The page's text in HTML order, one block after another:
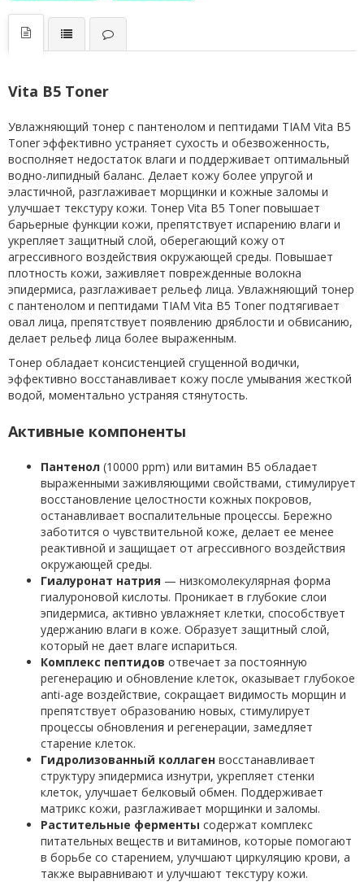
Vita B5 Toner
Увлажняющий тонер с пантенолом и пептидами TIAM Vita B5
Toner эффективно устраняет сухость и обезвоженность,
восполняет недостаток влаги и поддерживает оптимальный
водно-липидный баланс. Делает кожу более упругой и
эластичной, разглаживает морщинки и кожные заломы и
улучшает текстуру кожи. Тонер Vita B5 Toner повышает
барьерные функции кожи, препятствует испарению влаги и
укрепляет защитный слой, оберегающий кожу от
агрессивного воздействия окружающей среды. Повышает
плотность кожи, заживляет поврежденные волокна
эпидермиса, разглаживает рельеф лица. Увлажняющий тонер
с пантенолом и пептидами TIAM Vita B5 Toner подтягивает
овал лица, препятствует появлению дряблости и обвисанию,
делает рельеф лица более выраженным.
Тонер обладает консистенцией сгущенной водички,
эффективно восстанавливает кожу после умывания жесткой
водой, моментально устраняя стянутость.
Активные компоненты
Пантенол (10000 ppm) или витамин B5 обладает
выраженными заживляющими свойствами, стимулирует
восстановление целостности кожных покровов,
останавливает воспалительные процессы. Бережно
заботится о чувствительной коже, делает ее менее
реактивной и защищает от агрессивного воздействия
окружающей среды.
Гиалуронат натрия — низкомолекулярная форма
гиалуроновой кислоты. Проникает в глубокие слои
эпидермиса, активно увлажняет клетки, способствует
удержанию влаги в коже. Образует защитный слой,
который не дает влаге испариться.
Комплекс пептидов отвечает за постоянную
регенерацию и обновление клеток, оказывает глубокое
anti-age воздействие, сокращает видимость морщин и
препятствует образованию новых, стимулирует
процессы обновления и регенерации, замедляет
старение клеток.
Гидролизованный коллаген восстанавливает
структуру эпидермиса изнутри, укрепляет стенки
клеток, улучшает белковый обмен. Поддерживает
матрикс кожи, разглаживает морщинки и заломы.
Растительные ферменты содержат комплекс
питательных веществ и витаминов, которые помогают
в борьбе со старением, улучшают циркуляцию крови, а
также выравнивают и улучшают текстуру кожи.